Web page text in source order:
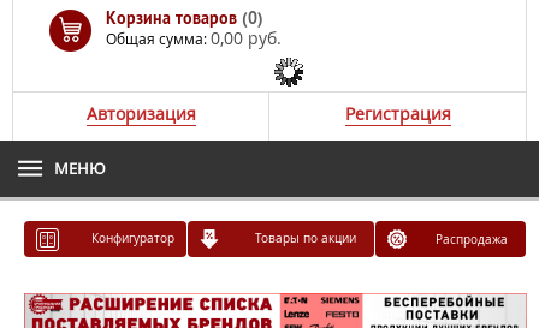
Корзина товаров (0)
Общая сумма:0,00 руб.
Авторизация Регистрация
МЕНЮ
Конфигуратор Товары по акции Распродажа